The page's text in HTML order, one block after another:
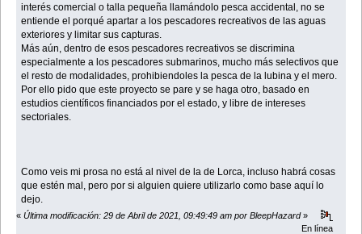
interés comercial o talla pequeña llamándolo pesca accidental, no se
entiende el porqué apartar a los pescadores recreativos de las aguas
exteriores y limitar sus capturas.
Más aún, dentro de esos pescadores recreativos se discrimina
especialmente a los pescadores submarinos, mucho más selectivos que
el resto de modalidades, prohibiendoles la pesca de la lubina y el mero.
Por ello pido que este proyecto se pare y se haga otro, basado en
estudios científicos financiados por el estado, y libre de intereses
sectoriales.
Como veis mi prosa no está al nivel de la de Lorca, incluso habrá cosas
que estén mal, pero por si alguien quiere utilizarlo como base aquí lo
dejo.
« Última modificación: 29 de Abril de 2021, 09:49:49 am por BleepHazard»
En línea